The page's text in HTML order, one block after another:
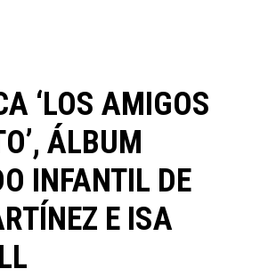
‘LOS AMIGOS
ÁLBUM
INFANTIL DE
E ISA